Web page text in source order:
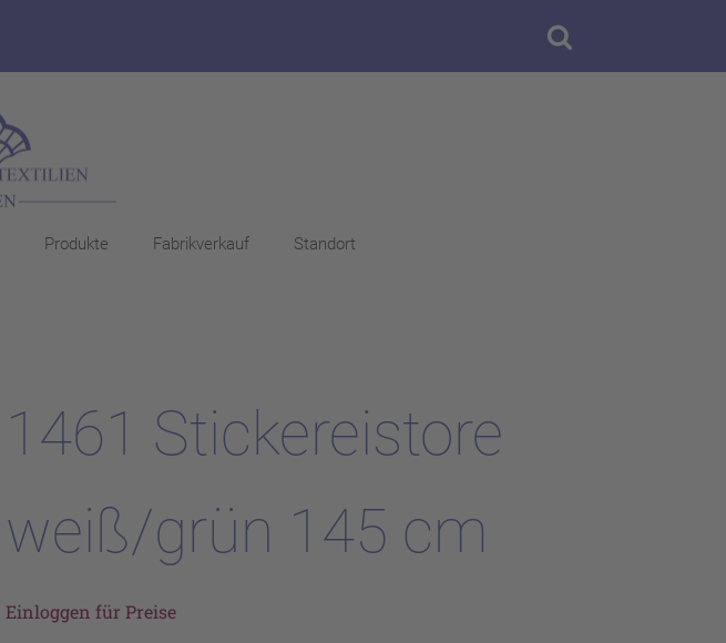
Produkte Fabrikverkauf Standort
1461 Stickereistore
weiß/grün 145 cm
Einloggen für Preise